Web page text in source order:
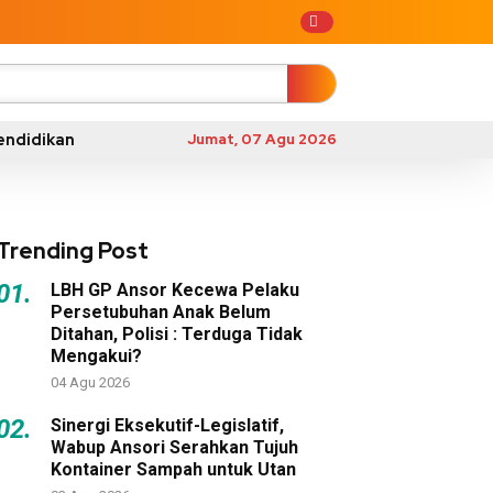
Jumat, 07 Agu 2026
Post
LBH GP Ansor Kecewa Pelaku
Persetubuhan Anak Belum
Ditahan, Polisi : Terduga Tidak
Mengakui?
04 Agu 2026
Sinergi Eksekutif-Legislatif,
Wabup Ansori Serahkan Tujuh
Kontainer Sampah untuk Utan